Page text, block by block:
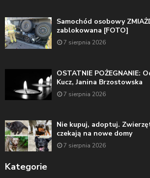
Samochód osobowy
zablokowana [FOTO]
7 sierpnia 2026
OSTATNIE POŻEGNANIE:
Kucz, Janina Brzostowska
7 sierpnia 2026
Nie kupuj, adoptuj.
czekają na nowe domy
7 sierpnia 2026
Kategorie